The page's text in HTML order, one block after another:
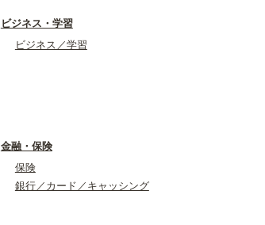
ビジネス・学習
ビジネス／学習
金融・保険
保険
銀行／カード／キャッシング